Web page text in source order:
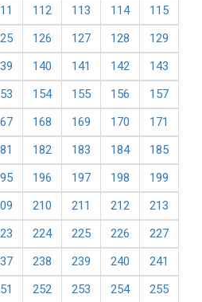
112 113 114
115
126 127 128
129
140 141 142
143
154 155 156
157
168 169 170
171
182 183 184
185
196 197 198
199
210 211 212
213
224 225 226
227
238 239 240
241
252 253 254
255